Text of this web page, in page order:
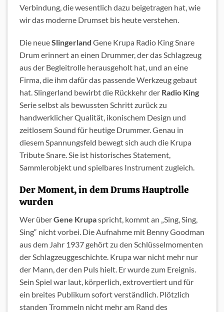
Verbindung, die wesentlich dazu beigetragen hat, wie
wir das moderne Drumset bis heute verstehen.
Die neueSlingerland Gene Krupa Radio King Snare
Drum erinnert an einen Drummer, der das Schlagzeug
aus der Begleitrolle herausgeholt hat, und an eine
Firma, die ihm dafür das passende Werkzeug gebaut
hat. Slingerland bewirbt die Rückkehr der Radio King
Serie selbst als bewussten Schritt zurück zu
handwerklicher Qualität, ikonischem Design und
zeitlosem Sound für heutige Drummer. Genau in
diesem Spannungsfeld bewegt sich auch die Krupa
Tribute Snare. Sie ist historisches Statement,
Sammlerobjekt und spielbares Instrument zugleich.
Der Moment, in dem Drums Hauptrolle
wurden
Wer überGene Krupaspricht, kommt an „Sing, Sing,
Sing“ nicht vorbei. Die Aufnahme mit Benny Goodman
aus dem Jahr 1937 gehört zu den Schlüsselmomenten
der Schlagzeuggeschichte. Krupa war nicht mehr nur
der Mann, der den Puls hielt. Er wurde zum Ereignis.
Sein Spiel war laut, körperlich, extrovertiert und für
ein breites Publikum sofort verständlich. Plötzlich
standen Trommeln nicht mehr am Rand des